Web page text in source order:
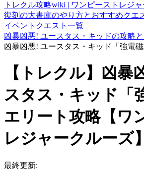
トレクル攻略wiki | ワンピーストレジ
復刻の大書庫のやり方とおすすめクエ
イベントクエスト一覧
凶暴凶悪! ユースタス・キッドの攻略
凶暴凶悪! ユースタス・キッド「強電
【トレクル】凶暴
スタス・キッド「
エリート攻略【ワ
レジャークルーズ】
最終更新: